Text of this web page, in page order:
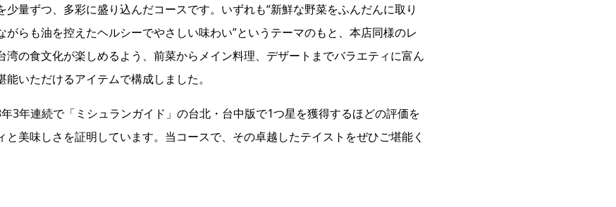
量ずつ、多彩に盛り込んだコースです。いずれも“新鮮な野菜をふんだんに取り
がらも油を控えたヘルシーでやさしい味わい”というテーマのもと、本店同様のレ
湾の食文化が楽しめるよう、前菜からメイン料理、デザートまでバラエティに富ん
いただけるアイテムで構成しました。
3年連続で「ミシュランガイド」の台北・台中版で1つ星を獲得するほどの評価を
と美味しさを証明しています。当コースで、その卓越したテイストをぜひご堪能く